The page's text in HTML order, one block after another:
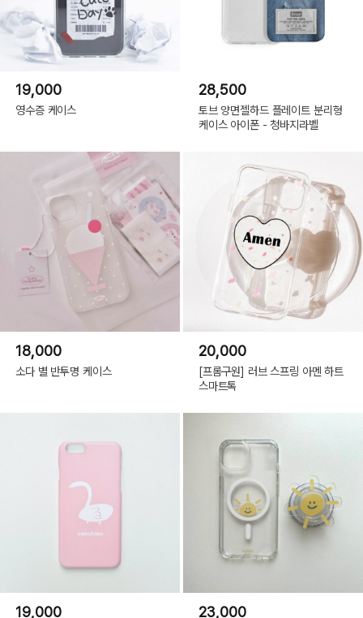
19,000
영수증 케이스
28,500
토브 양면젤하드 플레이트 분리형
케이스 아이폰 - 청바지라벨
18,000
소다 별 반투명 케이스
20,000
[프롬구원] 러브 스프링 아멘 하트
스마트톡
19,000 23,000